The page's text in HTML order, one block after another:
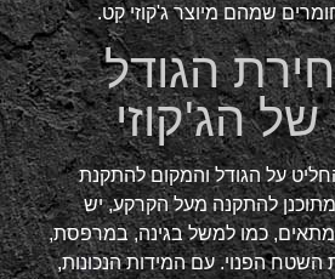
שמהם מיוצר ג'קוזי קט.
הגודל
הג'קוזי
על הגודל והמקום להתקנת
מתוכנן להתקנה מעל הקרקע, יש
כמו למשל בגינה, במרפסת,
השטח הפנוי. עם המידות הנכונות,